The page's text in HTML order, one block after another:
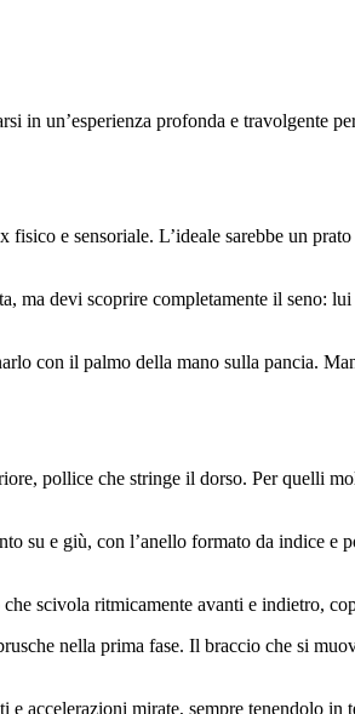
in un’esperienza profonda e travolgente
e sensoriale. L’ideale sarebbe un
ma devi scoprire completamente il seno:
con il palmo della mano sulla pancia.
pollice che stringe il dorso. Per quelli
su e giù, con l’anello formato da indice
scivola ritmicamente avanti e indietro,
nella prima fase. Il braccio che si
accelerazioni mirate, sempre tenendolo